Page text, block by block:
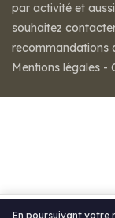
En poursuivant votre
par activité et
souhaitez
recommandations
Mentions légales -